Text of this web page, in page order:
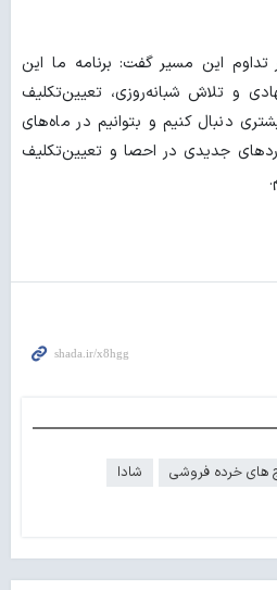
تداوم این مسیر گفت: برنامه ما این
و تلاش شبانه‌روزی، تعیین‌تکلیف
دنبال کنیم و بتوانیم در ماه‌های
جدیدی در احصا و تعیین‌تکلیف
های خرده فروشی
شادا